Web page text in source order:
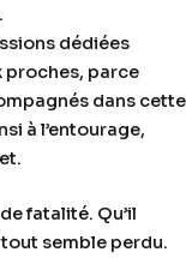
dédiées
proches, parce
dans cette
à l’entourage,
fatalité. Qu’il
semble perdu.